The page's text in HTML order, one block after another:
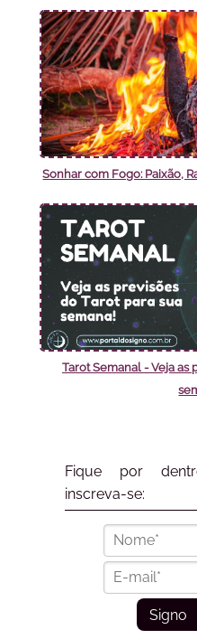
Sonhar com Fogo: Paixão,
Tarot Semanal - Veja as
Fique por
inscreva-se: